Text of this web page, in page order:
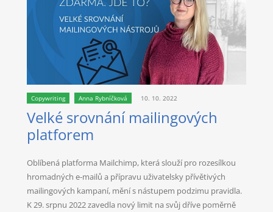
Copywriting Anna Rybníčková 10. 10. 2022
Velké srovnání mailingových
platforem
Oblíbená platforma Mailchimp, která slouží pro rozesílkou
hromadných e-mailů a přípravu uživatelsky přívětivých
mailingových kampaní, mění s nástupem podzimu pravidla.
K 29. srpnu 2022 zavedla nový limit na svůj dříve poměrně